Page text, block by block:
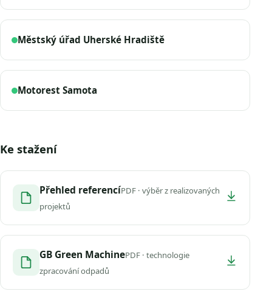
Městský úřad Uherské Hradiště
Motorest Samota
Ke stažení
Přehled referencíPDF · výběr z realizovaných
projektů
GB Green MachinePDF · technologie
zpracování odpadů